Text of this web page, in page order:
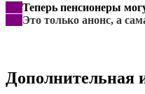
Теперь пенсионеры
Это только анонс, а
Дополнительная